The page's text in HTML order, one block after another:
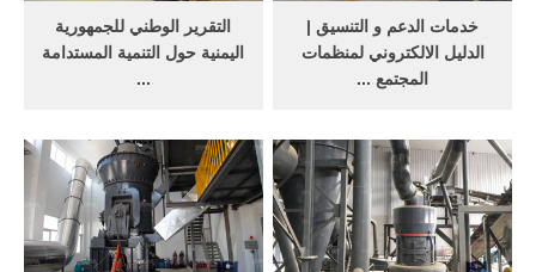
التقرير الوطني للجمهورية
اليمنية حول التنمية المستدامة
...
الأسمنت هما ... صياغة
القوانين ...
خدمات الدعم و التنسيق |
الدليل الالكتروني لمنظمات
المجتمع ...
non-profit, non-governmental
Yemeni organization
committed to protect, build
and develop the future of
Yemen.